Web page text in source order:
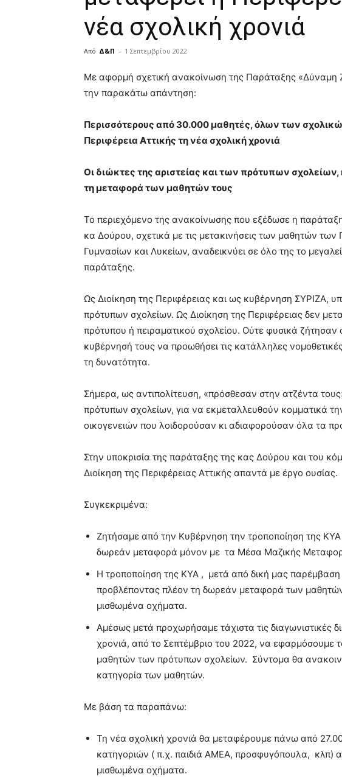
νέα σχολική χρονιά
Από Δ&Π - 1 Σεπτεμβρίου 2022
blonde
lesbians
very
cam
show.desi
lyons
teaches
meaning
of
pain.
pornhun
Με αφορμή σχετική ανακοίνωση της Παράταξης «Δύναμη
την παρακάτω απάντηση:
Περισσότερους από 30.000 μαθητές, όλων των
Περιφέρεια Αττικής τη νέα σχολική χρονιά
Οι διώκτες της αριστείας και των πρότυπων σχολείων,
τη μεταφορά των μαθητών τους
Το περιεχόμενο της ανακοίνωσης που εξέδωσε η
κα Δούρου, σχετικά με τις μετακινήσεις των μαθητών
Γυμνασίων και Λυκείων, αναδεικνύει σε όλο της το
παράταξης.
Ως Διοίκηση της Περιφέρειας και ως κυβέρνηση ΣΥΡΙΖΑ,
πρότυπων σχολείων. Ως Διοίκηση της Περιφέρειας δεν
πρότυπου ή πειραματικού σχολείου. Ούτε φυσικά
κυβέρνησή τους να προωθήσει τις κατάλληλες
τη δυνατότητα.
Σήμερα, ως αντιπολίτευση, «πρόσθεσαν στην ατζέντα
πρότυπων σχολείων, για να εκμεταλλευθούν κομματικά
οικογενειών που λοιδορούσαν κι αδιαφορούσαν όλα τα
Στην υποκρισία της παράταξης της κας Δούρου και του
Διοίκηση της Περιφέρειας Αττικής απαντά με έργο ουσίας.
Συγκεκριμένα:
Ζητήσαμε από την Κυβέρνηση την τροποποίηση της
δωρεάν μεταφορά μόνον με τα Μέσα Μαζικής
Η τροποποίηση της ΚΥΑ , μετά από δική μας παρέμβαση
προβλέποντας πλέον τη δωρεάν μεταφορά των
μισθωμένα οχήματα.
Αμέσως μετά προχωρήσαμε τάχιστα τις διαγωνιστικές
χρονιά, από το Σεπτέμβριο του 2022, να εφαρμόσουμε
μαθητών των πρότυπων σχολείων. Σύντομα θα
κατηγορία των μαθητών.
Με βάση τα παραπάνω:
Τη νέα σχολική χρονιά θα μεταφέρουμε πάνω από
κατηγοριών ( π.χ. παιδιά ΑΜΕΑ, προσφυγόπουλα, κλπ)
μισθωμένα οχήματα.